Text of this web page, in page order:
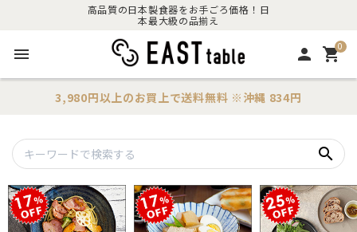
高品質の日本製食器をお手ごろ価格！日
本最大級の品揃え
menu person 0
shopping_cart
3,980円以上のお買上で送料無料 ※沖縄 834円
search